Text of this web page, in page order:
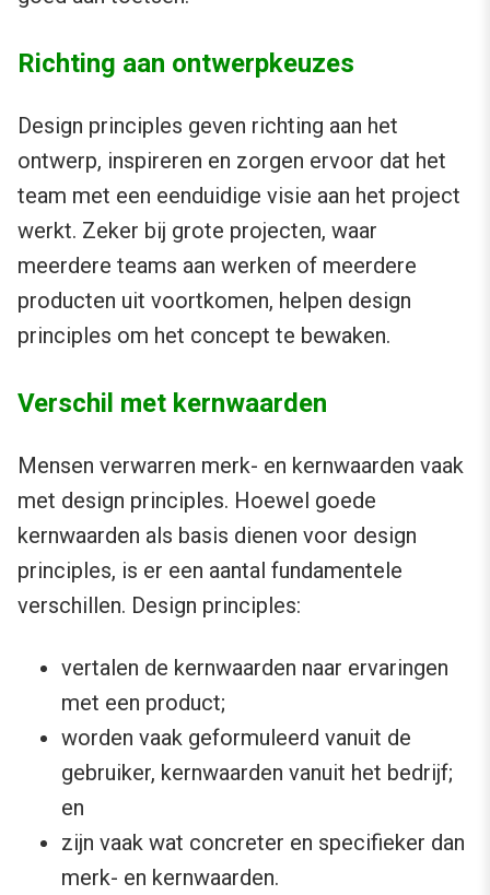
Richting aan ontwerpkeuzes
Design principles geven richting aan het
ontwerp, inspireren en zorgen ervoor dat het
team met een eenduidige visie aan het project
werkt. Zeker bij grote projecten, waar
meerdere teams aan werken of meerdere
producten uit voortkomen, helpen design
principles om het concept te bewaken.
Verschil met kernwaarden
Mensen verwarren merk- en kernwaarden vaak
met design principles. Hoewel goede
kernwaarden als basis dienen voor design
principles, is er een aantal fundamentele
verschillen. Design principles:
vertalen de kernwaarden naar ervaringen
met een product;
worden vaak geformuleerd vanuit de
gebruiker, kernwaarden vanuit het bedrijf;
en
zijn vaak wat concreter en specifieker dan
merk- en kernwaarden.